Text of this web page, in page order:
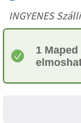
INGYENES
1 Maped